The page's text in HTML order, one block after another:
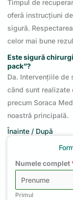
Timpul de
oferă instrucțiuni
sigură.
celor mai bune
Este sigură
pack”?
Da. Intervențiile de
când sunt realizate
precum Soraca
noastră principală.
Înainte / După
Numele complet
Primul